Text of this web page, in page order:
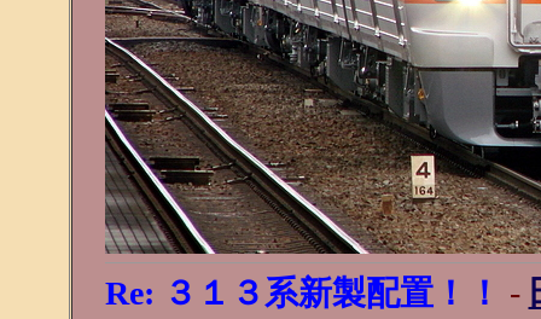
Re: ３１３系新製配置！！ -